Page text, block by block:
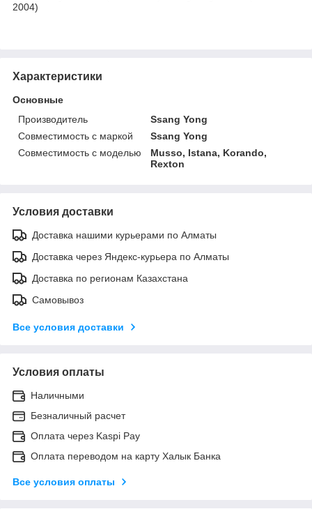
2004)
Характеристики
Основные
Производитель
Ssang Yong
Совместимость с маркой
Ssang Yong
Совместимость с моделью
Musso, Istana, Korando,
Rexton
Условия доставки
Доставка нашими курьерами по Алматы
Доставка через Яндекс-курьера по Алматы
Доставка по регионам Казахстана
Самовывоз
Все условия доставки
Условия оплаты
Наличными
Безналичный расчет
Оплата через Kaspi Pay
Оплата переводом на карту Халык Банка
Все условия оплаты